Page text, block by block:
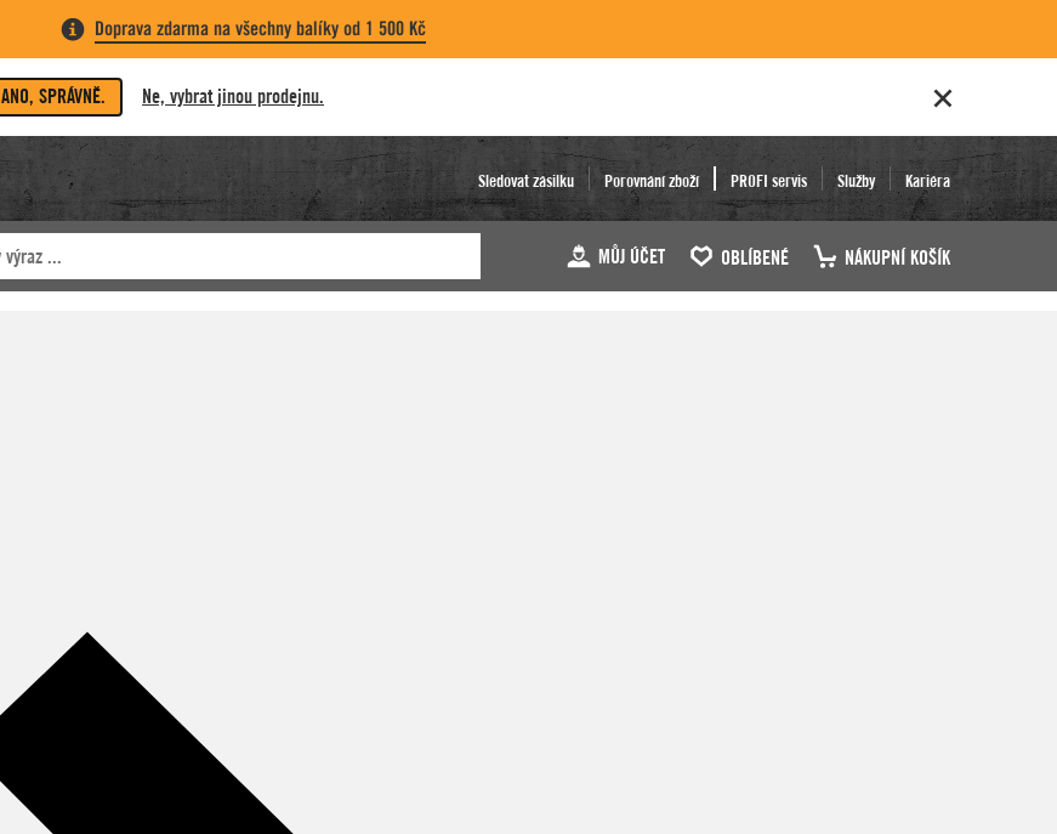
Doprava zdarma na všechny balíky od 1 500 Kč
ANO, SPRÁVNĚ. Ne, vybrat jinou prodejnu.
Sledovat zásilku Porovnání zboží PROFI servis Služby Kariéra
MŮJ ÚČET OBLÍBENÉ NÁKUPNÍ KOŠÍK